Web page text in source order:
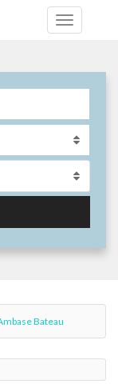
Bateau